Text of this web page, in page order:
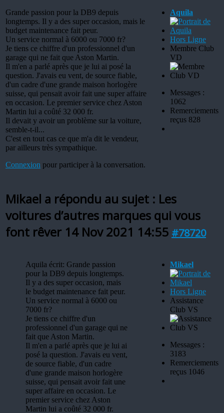
Grande passion pour la DB9 depuis
longtemps. Il y a des super occasion, mais le
budget maintenance fait peur.
Un service normal à 6000 ou 7000 fr?
Je tiens ce chiffre d'un professionnel d'un
garage qui ne fait que Aston Martin.
Il m'en a parlé après que je lui ai posé la
question. J'avais eu vent, de source fiable,
d'un cadre d'une grande maison horlogère
suisse, qui pensait avoir fait une super affaire
en occasion. Le premier service chez Aston
Martin lui a coûté 32 000 fr.
Il devait y avoir un problème sur la voiture,
semble-t-il...
C'est en tout cas ce que m'a dit le vendeur,
par ailleurs très sympathique.
Connexion pour participer à la conversation.
Aquila
Hors Ligne
Membre Club
VD
Messages :
1062
Remerciements
reçus 828
Mikael a répondu au sujet : Les
voitures d’autres marques qui vous
font rêver 14 Nov 2021 14:55 #78720
Aquila écrit: Grande passion
pour la DB9 depuis longtemps.
Il y a des super occasion, mais
le budget maintenance fait peur.
Un service normal à 6000 ou
7000 fr?
Je tiens ce chiffre d'un
professionnel d'un garage qui ne
fait que Aston Martin.
Il m'en a parlé après que je lui ai
posé la question. J'avais eu vent,
de source fiable, d'un cadre
d'une grande maison horlogère
suisse, qui pensait avoir fait une
super affaire en occasion. Le
premier service chez Aston
Martin lui a coûté 32 000 fr.
Mikael
Hors Ligne
Assistance
Club VS
Messages :
3183
Remerciements
reçus 1046